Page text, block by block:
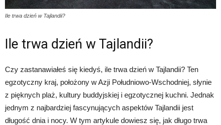
Ile trwa dzień w Tajlandii?
Ile trwa dzień w Tajlandii?
Czy zastanawiałeś się kiedyś, ile trwa dzień w Tajlandii? Ten
egzotyczny kraj, położony w Azji Południowo-Wschodniej, słynie
z pięknych plaż, kultury buddyjskiej i egzotycznej kuchni. Jednak
jednym z najbardziej fascynujących aspektów Tajlandii jest
długość dnia i nocy. W tym artykule dowiesz się, jak długo trwa